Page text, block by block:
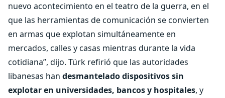
nuevo acontecimiento en el teatro de la guerra, en el
que las herramientas de comunicación se convierten
en armas que explotan simultáneamente en
mercados, calles y casas mientras durante la vida
cotidiana”, dijo. Türk refirió que las autoridades
libanesas han desmantelado dispositivos sin
explotar en universidades, bancos y hospitales, y